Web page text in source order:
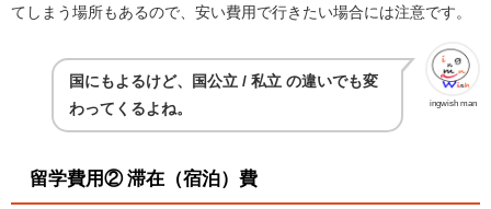
てしまう場所もあるので、安い費用で行きたい場合には注意です。
ingwish man
国にもよるけど、国公立 / 私立 の違いでも変
わってくるよね。
留学費用② 滞在（宿泊）費